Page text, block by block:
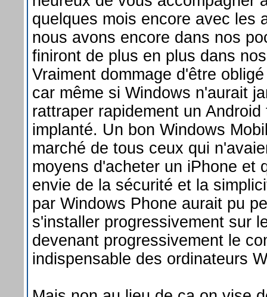
quelques mois encore avec les
nous avons encore dans nos
finiront de plus en plus dans
Vraiment dommage d'être
car même si Windows n'aurait
rattraper rapidement un Android
implanté. Un bon Windows
marché de tous ceux qui
moyens d'acheter un iPhone et
envie de la sécurité et la
par Windows Phone aurait pu
s'installer progressivement sur
devenant progressivement le
indispensable des ordinateurs